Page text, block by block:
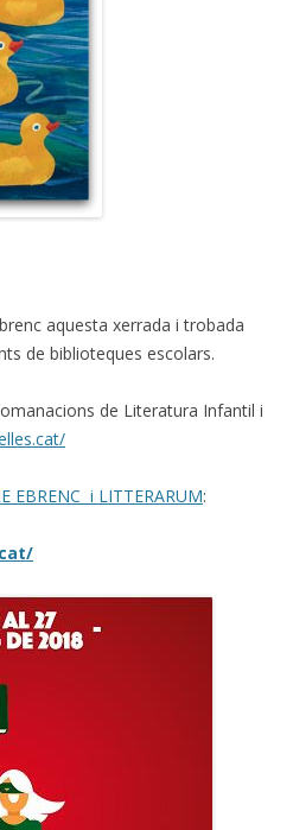
aquesta xerrada i trobada
de biblioteques escolars.
de Literatura Infantil i
EBRENC i LITTERARUM: